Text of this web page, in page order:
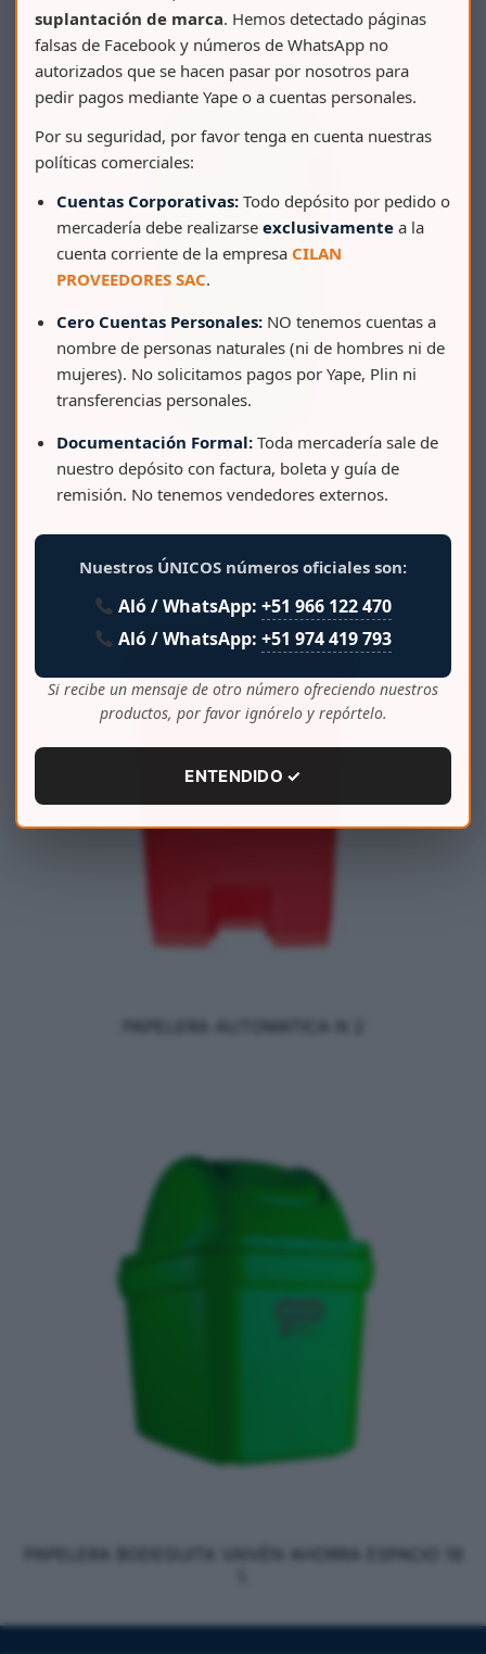
PAPELERA REDONDA VAIVEN 14 L
suplantación de marca. Hemos detectado páginas
falsas de Facebook y números de WhatsApp no
autorizados que se hacen pasar por nosotros para
pedir pagos mediante Yape o a cuentas personales.
Por su seguridad, por favor tenga en cuenta nuestras
políticas comerciales:
Cuentas Corporativas: Todo depósito por pedido o
mercadería debe realizarse exclusivamente a la
cuenta corriente de la empresa CILAN
PROVEEDORES SAC.
Cero Cuentas Personales: NO tenemos cuentas a
nombre de personas naturales (ni de hombres ni de
mujeres). No solicitamos pagos por Yape, Plin ni
transferencias personales.
Documentación Formal: Toda mercadería sale de
nuestro depósito con factura, boleta y guía de
remisión. No tenemos vendedores externos.
Nuestros ÚNICOS números oficiales son:
Aló / WhatsApp:+51 966 122 470
Aló / WhatsApp:+51 974 419 793
Si recibe un mensaje de otro número ofreciendo nuestros
productos, por favor ignórelo y repórtelo.
ENTENDIDO ✓